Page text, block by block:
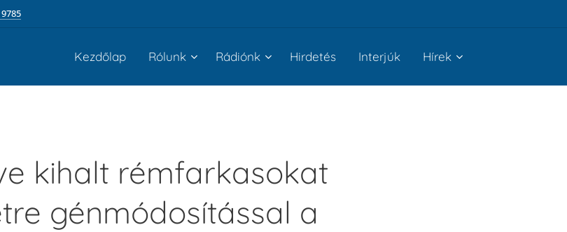
Kezdőlap Rólunk Rádiónk Hirdetés Interjúk Hírek
kihalt rémfarkasokat
génmódosítással a